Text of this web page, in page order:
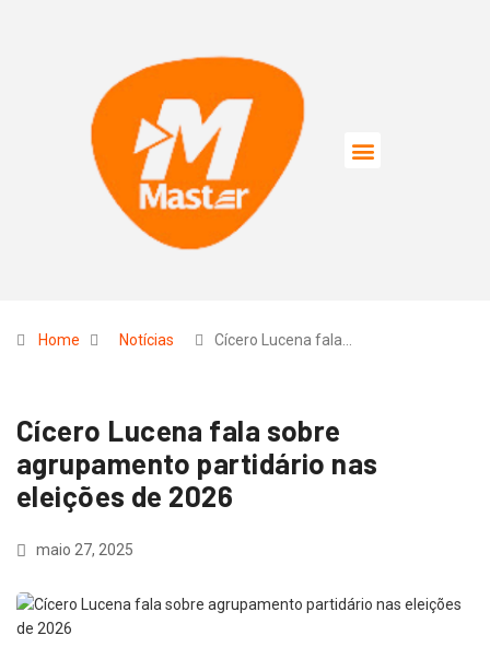
Home Notícias Cícero Lucena fala…
Cícero Lucena fala sobre
agrupamento partidário nas
eleições de 2026
maio 27, 2025